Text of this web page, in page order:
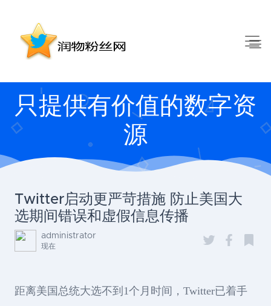
只提供有价值的数字资
源
Twitter启动更严苛措施 防止美国大
选期间错误和虚假信息传播
administrator
现在
距离美国总统大选不到1个月时间，Twitter已着手